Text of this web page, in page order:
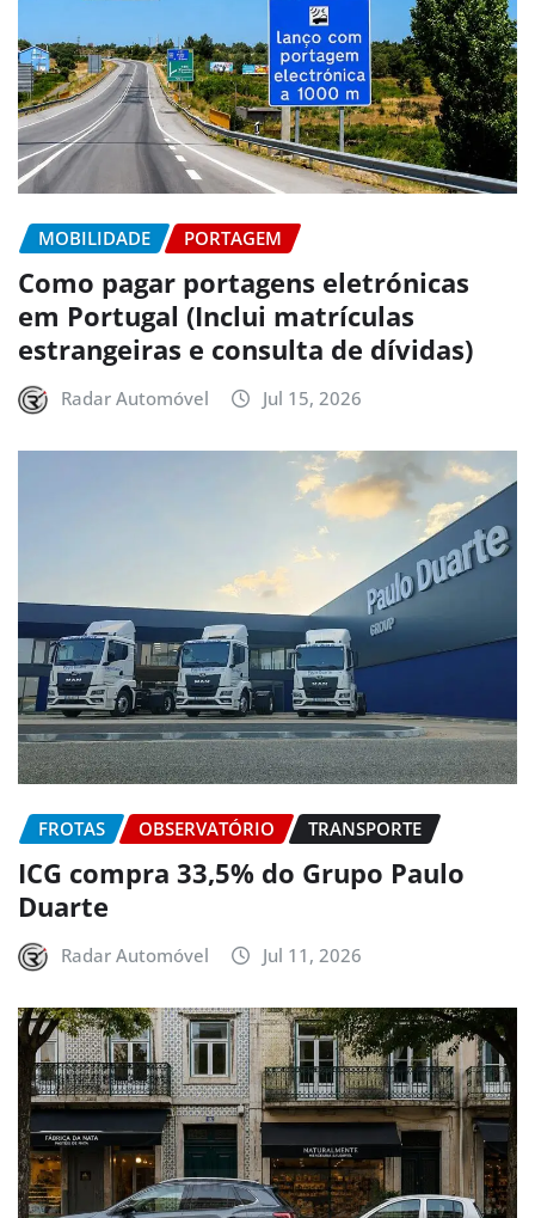
MOBILIDADE PORTAGEM
Como pagar portagens eletrónicas
em Portugal (Inclui matrículas
estrangeiras e consulta de dívidas)
Radar Automóvel Jul 15, 2026
FROTAS OBSERVATÓRIO TRANSPORTE
ICG compra 33,5% do Grupo Paulo
Duarte
Radar Automóvel Jul 11, 2026